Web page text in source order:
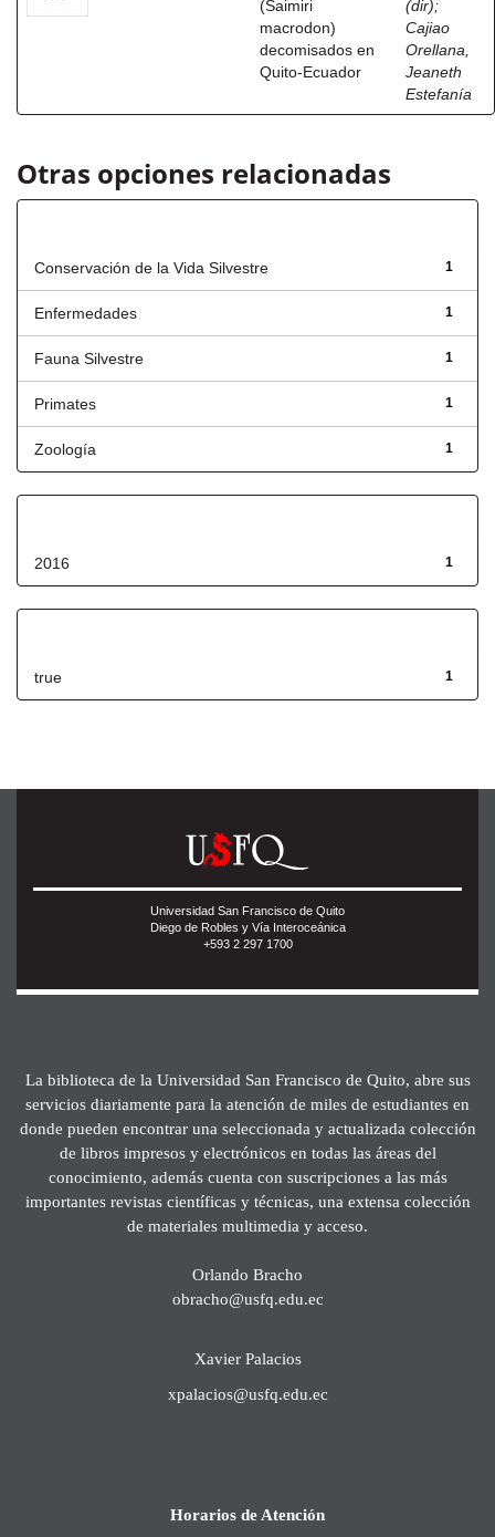
(Saimiri
macrodon)
decomisados en
Quito-Ecuador
(dir);
Cajiao
Orellana,
Jeaneth
Estefanía
Otras opciones relacionadas
1
Conservación de la Vida Silvestre
1
Enfermedades
1
Fauna Silvestre
1
Primates
1
Zoología
1
2016
1
true
Universidad San Francisco de Quito
Diego de Robles y Vía Interoceánica
+593 2 297 1700
La biblioteca de la Universidad San Francisco de Quito, abre sus
servicios diariamente para la atención de miles de estudiantes en
donde pueden encontrar una seleccionada y actualizada colección
de libros impresos y electrónicos en todas las áreas del
conocimiento, además cuenta con suscripciones a las más
importantes revistas científicas y técnicas, una extensa colección
de materiales multimedia y acceso.
Orlando Bracho
obracho@usfq.edu.ec
Xavier Palacios
xpalacios@usfq.edu.ec
Horarios de Atención